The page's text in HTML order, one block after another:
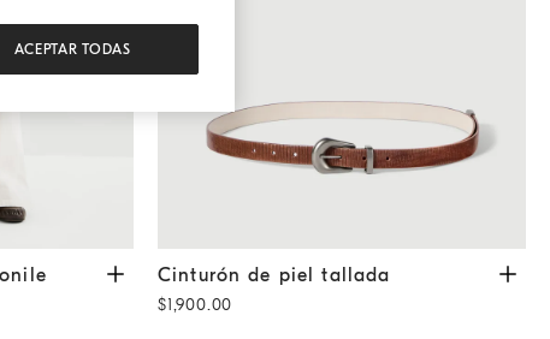
Panamá Cinturón de piel tallada Marrón Claro
Cinturón de piel tallada
$1,900.00
ACEPTAR TODAS